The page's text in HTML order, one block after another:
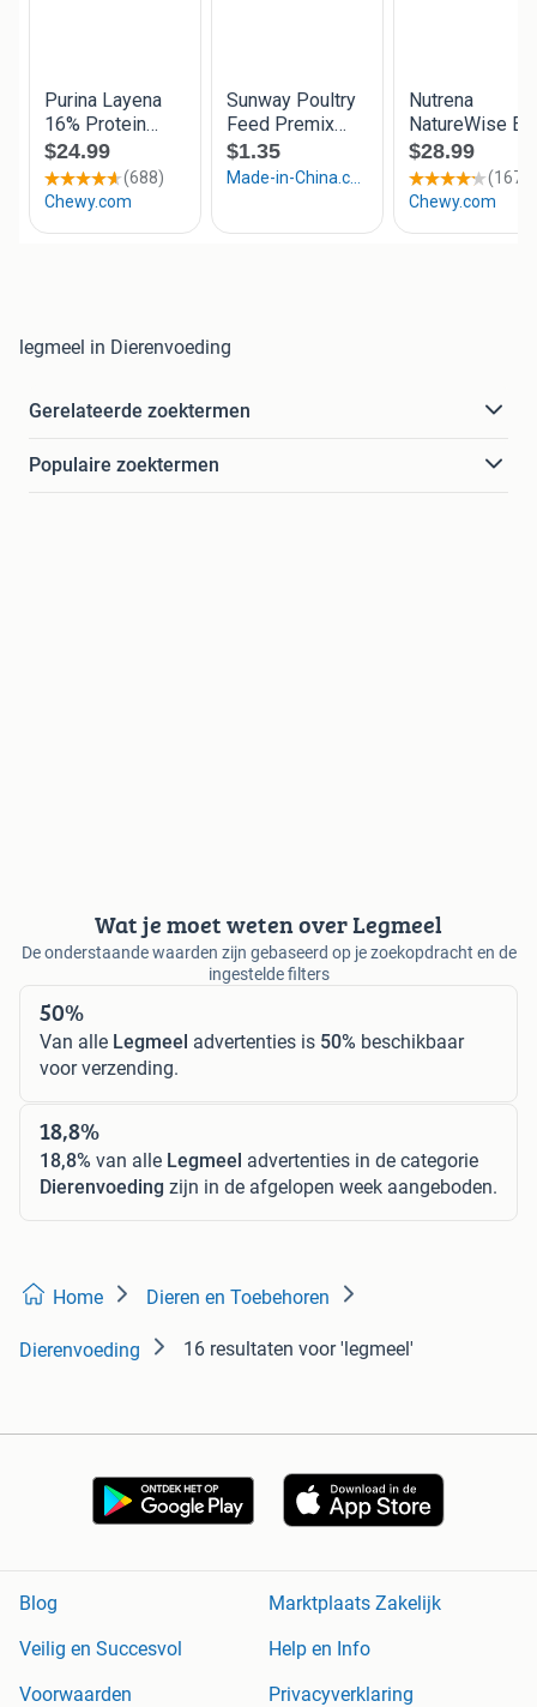
legmeel in Dierenvoeding
Gerelateerde zoektermen
Populaire zoektermen
Wat je moet weten over Legmeel
De onderstaande waarden zijn gebaseerd op je zoekopdracht en de
ingestelde filters
50%
Van alle Legmeel advertenties is 50% beschikbaar
voor verzending.
18,8%
18,8% van alle Legmeel advertenties in de categorie
Dierenvoeding zijn in de afgelopen week aangeboden.
Home Dieren en Toebehoren
Dierenvoeding 16 resultaten voor 'legmeel'
Blog
Marktplaats Zakelijk
Veilig en Succesvol
Help en Info
Voorwaarden
Privacyverklaring